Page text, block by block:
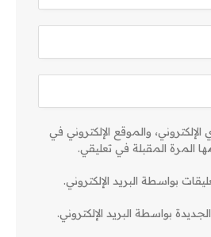
والموقع الإلكتروني في
المرة المقبلة في تعليقي.
بواسطة البريد الإلكتروني.
بواسطة البريد الإلكتروني.